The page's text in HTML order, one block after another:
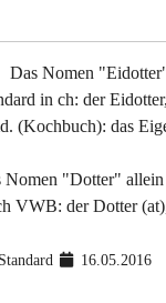
Das Nomen
in ch: der
(Kochbuch): das
Nomen "Dotter"
VWB: der Dotter
Standard 16.05.2016